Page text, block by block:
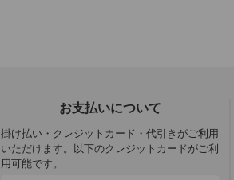
お支払いについて
掛け払い・クレジットカード・代引きがご利用
いただけます。以下のクレジットカードがご利
用可能です。